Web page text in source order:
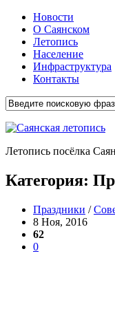
Новости
О Саянском
Летопись
Население
Инфраструктура
Контакты
Летопись посёлка
Категория:
Праздники /
8 Ноя, 2016
62
0